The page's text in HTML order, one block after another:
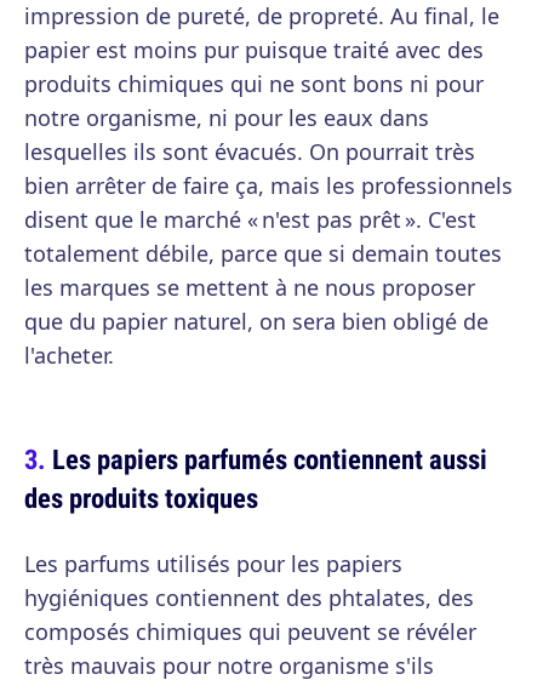
impression de pureté, de propreté. Au final, le
papier est moins pur puisque traité avec des
produits chimiques qui ne sont bons ni pour
notre organisme, ni pour les eaux dans
lesquelles ils sont évacués. On pourrait très
bien arrêter de faire ça, mais les professionnels
disent que le marché « n'est pas prêt ». C'est
totalement débile, parce que si demain toutes
les marques se mettent à ne nous proposer
que du papier naturel, on sera bien obligé de
l'acheter.
Les papiers parfumés contiennent aussi
des produits toxiques
Les parfums utilisés pour les papiers
hygiéniques contiennent des phtalates, des
composés chimiques qui peuvent se révéler
très mauvais pour notre organisme s'ils